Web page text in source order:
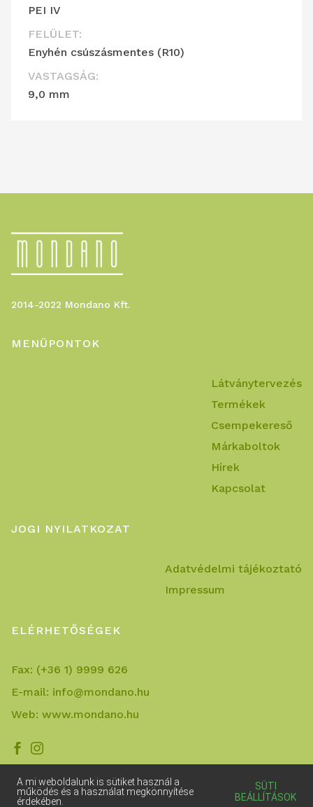
PEI IV
FELÜLET:
Enyhén csúszásmentes (R10)
VASTAGSÁG:
9,0 mm
2014-2022 Mondano Kft.
MENÜPONTOK
Látványtervezés
Termékek
Csempekereső
Márkaboltok
Hírek
Kapcsolat
JOGI NYILATKOZAT
Adatvédelmi tájékoztató
Impressum
ELÉRHETŐSÉGEK
Fax: (+36 1) 9999 626
E-mail: info@mondano.hu
Web: www.mondano.hu
 
A mi weboldalunk is sütiket használ a
működés és a használat megkönnyítése
érdekében.
SÜTI
BEÁLLÍTÁSOK